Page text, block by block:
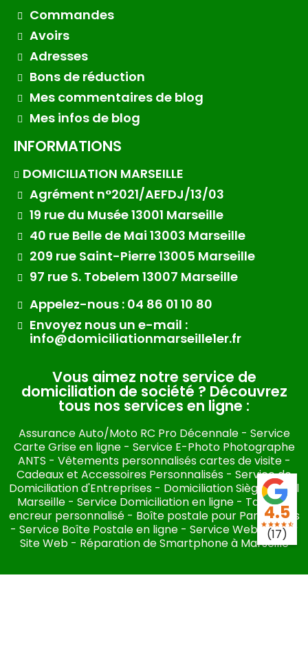
Commandes
Avoirs
Adresses
Bons de réduction
Mes commentaires de blog
Mes infos de blog
INFORMATIONS
DOMICILIATION MARSEILLE
Agrément n°2021/AEFDJ/13/03
19 rue du Musée 13001 Marseille
40 rue Belle de Mai 13003 Marseille
209 rue Saint-Pierre 13005 Marseille
97 rue S. Tobelem 13007 Marseille
Appelez-nous : 04 86 01 10 80
Envoyez nous un e-mail :
info@domiciliationmarseille1er.fr
Vous aimez notre service de
domiciliation de société ? Découvrez
tous nos services en ligne :​
Assurance Auto/Moto RC Pro Décennale- Service
Carte Grise en ligne- Service E-Photo Photographe
ANTS - Vêtements personnalisés cartes de visite-
Cadeaux et Accessoires Personnalisés - Service de
Domiciliation d'Entreprises - Domiciliation Siège Social
Marseille- Service Domiciliation en ligne- Tampon
encreur personnalisé- Boîte postale pour Particuliers
- Service Boîte Postale en ligne - Service Webmaster
Site Web- Réparation de Smartphone à Marseille
4.5
star starstar star star_half
(17)